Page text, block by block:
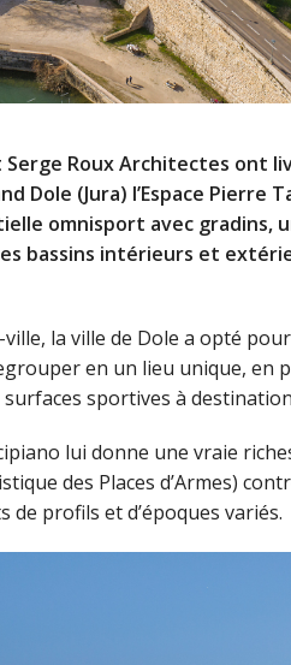
Roux Architectes ont
Dole (Jura) l’Espace Pierre
omnisport avec gradins,
bassins intérieurs et
la ville de Dole a opté
en un lieu unique, en
sportives à
lui donne une vraie
des Places d’Armes)
profils et d’époques variés.